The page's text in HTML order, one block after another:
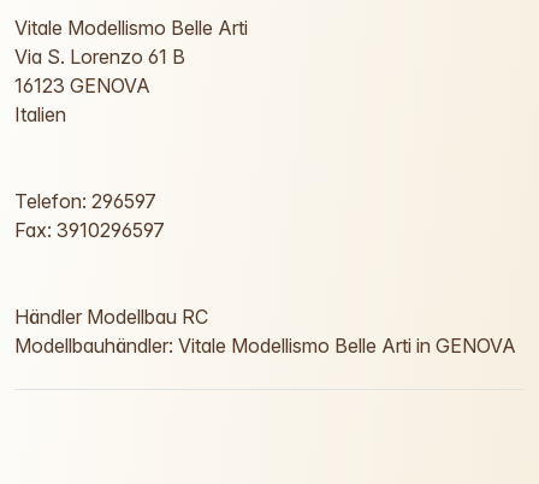
Vitale Modellismo Belle Arti
Via S. Lorenzo 61 B
16123 GENOVA
Italien
Telefon: 296597
Fax: 3910296597
Händler Modellbau RC
Modellbauhändler: Vitale Modellismo Belle Arti in GENOVA